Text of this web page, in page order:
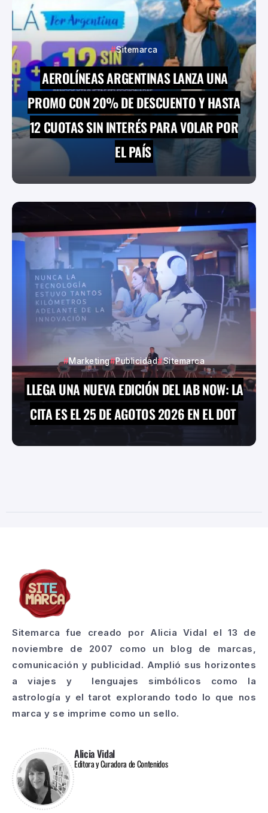
Sitemarca
AEROLÍNEAS ARGENTINAS LANZA UNA
PROMO CON 20% DE DESCUENTO Y HASTA
12 CUOTAS SIN INTERÉS PARA VOLAR POR
EL PAÍS
Marketing Publicidad Sitemarca
LLEGA UNA NUEVA EDICIÓN DEL IAB NOW: LA
CITA ES EL 25 DE AGOTOS 2026 EN EL DOT
Sitemarca fue creado por Alicia Vidal el 13 de
noviembre de 2007 como un blog de marcas,
comunicación y publicidad. Amplió sus horizontes
a viajes y lenguajes simbólicos como la
astrología y el tarot explorando todo lo que nos
marca y se imprime como un sello.
Alicia Vidal
Editora y Curadora de Contenidos